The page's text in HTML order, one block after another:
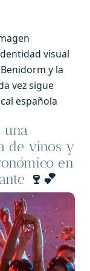
visual
y la
vez sigue
española
una
de vinos y
en
🍷💕